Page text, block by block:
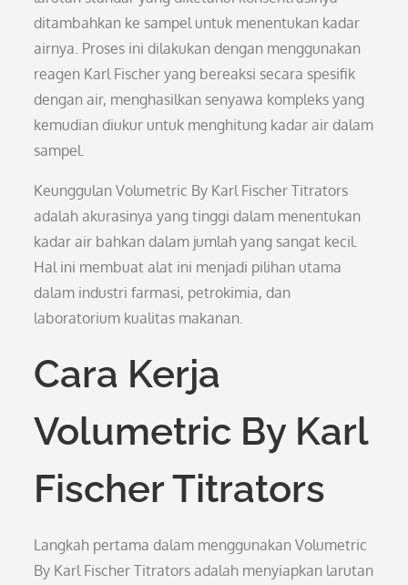
ditambahkan ke sampel untuk menentukan kadar
airnya. Proses ini dilakukan dengan menggunakan
reagen Karl Fischer yang bereaksi secara spesifik
dengan air, menghasilkan senyawa kompleks yang
kemudian diukur untuk menghitung kadar air dalam
sampel.
Keunggulan Volumetric By Karl Fischer Titrators
adalah akurasinya yang tinggi dalam menentukan
kadar air bahkan dalam jumlah yang sangat kecil.
Hal ini membuat alat ini menjadi pilihan utama
dalam industri farmasi, petrokimia, dan
laboratorium kualitas makanan.
Cara Kerja
Volumetric By Karl
Fischer Titrators
Langkah pertama dalam menggunakan Volumetric
By Karl Fischer Titrators adalah menyiapkan larutan